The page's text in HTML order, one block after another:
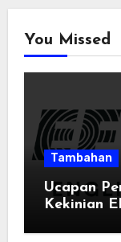
You Missed
Tambahan
Ucapan
Kekinian
Momen